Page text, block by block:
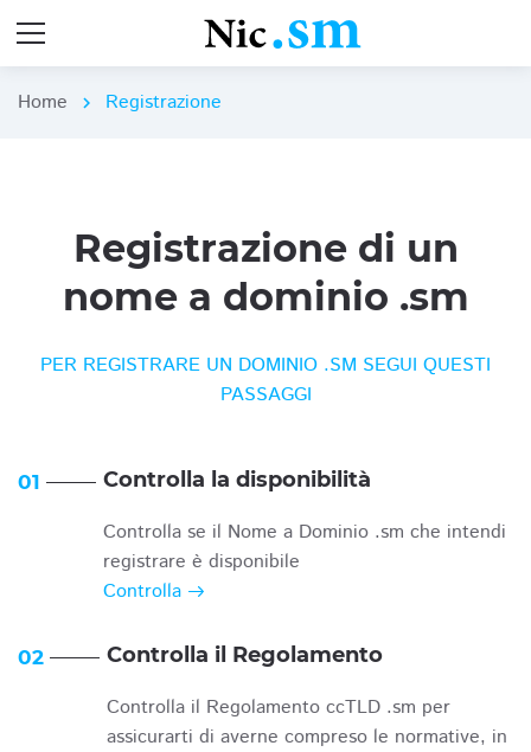
Home chevron_right Registrazione
Registrazione di un
nome a dominio .sm
PER REGISTRARE UN DOMINIO .SM SEGUI QUESTI
PASSAGGI
01 Controlla la disponibilità
Controlla se il Nome a Dominio .sm che intendi
registrare è disponibile
Controlla
02 Controlla il Regolamento
Controlla il Regolamento ccTLD .sm per
assicurarti di averne compreso le normative, in